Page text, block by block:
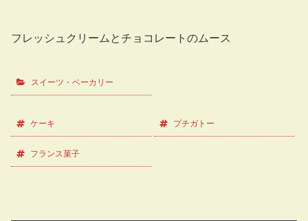
フレッシュクリームとチョコレートのムース
スイーツ・ベーカリー
ケーキ プチガトー
フランス菓子